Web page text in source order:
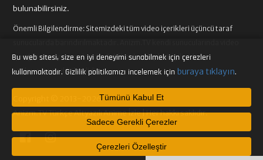
bulunabilirsiniz.
Önemli Bilgilendirme: Sitemizdeki tüm video içerikleri üçüncü taraf
içeriği barındırmamaktadır. Telif hakkı talepleri ilgili video
sağlayıcılarına iletilmelidir.
Copyright © 2013-2026
Anizm.TV Türkçe Altyazılı Anime İzle | Her hakkı saklıdır.
Bu web sitesi, size en iyi deneyimi sunabilmek için çerezleri
kullanmaktadır. Gizlilik politikamızı incelemek için buraya tıklayın.
Tümünü Kabul Et
Sadece Gerekli Çerezler
Çerezleri Özelleştir